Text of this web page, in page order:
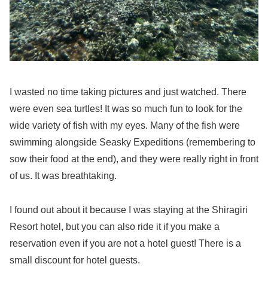
I wasted no time taking pictures and just watched. There
were even sea turtles! It was so much fun to look for the
wide variety of fish with my eyes. Many of the fish were
swimming alongside Seasky Expeditions (remembering to
sow their food at the end), and they were really right in front
of us. It was breathtaking.
I found out about it because I was staying at the Shiragiri
Resort hotel, but you can also ride it if you make a
reservation even if you are not a hotel guest! There is a
small discount for hotel guests.